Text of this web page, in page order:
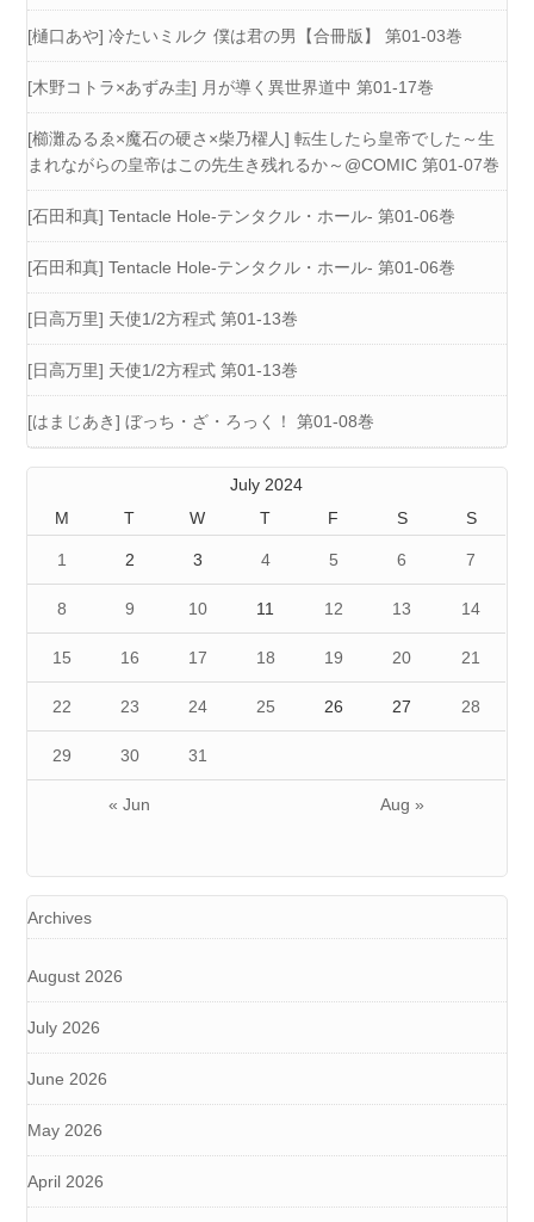
[樋口あや] 冷たいミルク 僕は君の男【合冊版】 第01-03巻
[木野コトラ×あずみ圭] 月が導く異世界道中 第01-17巻
[櫛灘ゐるゑ×魔石の硬さ×柴乃櫂人] 転生したら皇帝でした～生
まれながらの皇帝はこの先生き残れるか～@COMIC 第01-07巻
[石田和真] Tentacle Hole-テンタクル・ホール- 第01-06巻
[石田和真] Tentacle Hole-テンタクル・ホール- 第01-06巻
[日高万里] 天使1/2方程式 第01-13巻
[日高万里] 天使1/2方程式 第01-13巻
[はまじあき] ぼっち・ざ・ろっく！ 第01-08巻
July 2024
M
T W T F S S
« Jun Aug »
1 2 3 4 5 6 7
8 9 10 11 12 13 14
15 16 17 18 19 20 21
22 23 24 25 26 27 28
29 30 31
Archives
August 2026
July 2026
June 2026
May 2026
April 2026